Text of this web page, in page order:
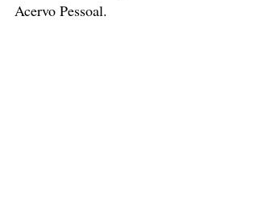
Acervo Pessoal.